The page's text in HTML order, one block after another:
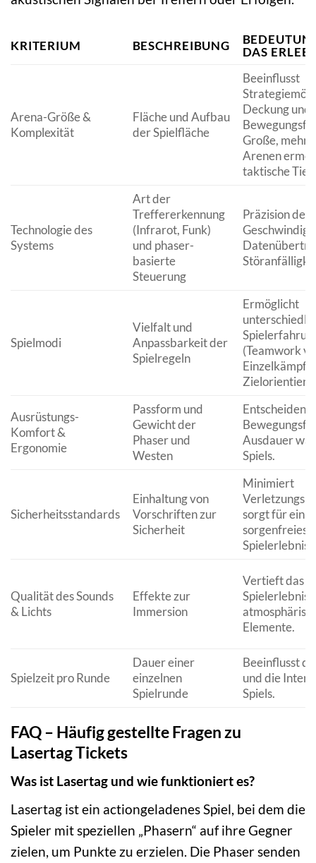
KRITERIUM BESCHREIBUNG
DAS
Arena-Größe &
Komplexität
Fläche und Aufbau
der Spielfläche
Beeinflusst
Deckung und
Große,
Arenen
taktische
Technologie des
Systems
Art der
Treffererkennung
(Infrarot, Funk)
und phaser-
basierte
Steuerung
Präzision der
Spielmodi
Vielfalt und
Anpassbarkeit der
Spielregeln
Ermöglicht
(Teamwork
Ausrüstungs-
Komfort &
Ergonomie
Passform und
Gewicht der
Phaser und
Westen
Ausdauer
Spiels.
Sicherheitsstandards
Einhaltung von
Vorschriften zur
Sicherheit
Minimiert
sorgt für ein
sorgenfreies
Spielerlebnis.
Qualität des Sounds
& Lichts
Effekte zur
Immersion
Vertieft das
Spielerlebnis
Elemente.
Spielzeit pro Runde
Dauer einer
einzelnen
Spielrunde
Beeinflusst
und die
Spiels.
FAQ – Häufig gestellte Fragen zu
Lasertag Tickets
Was ist Lasertag und wie funktioniert es?
Lasertag ist ein actiongeladenes Spiel, bei dem die
Spieler mit speziellen „Phasern“ auf ihre Gegner
zielen, um Punkte zu erzielen. Die Phaser senden